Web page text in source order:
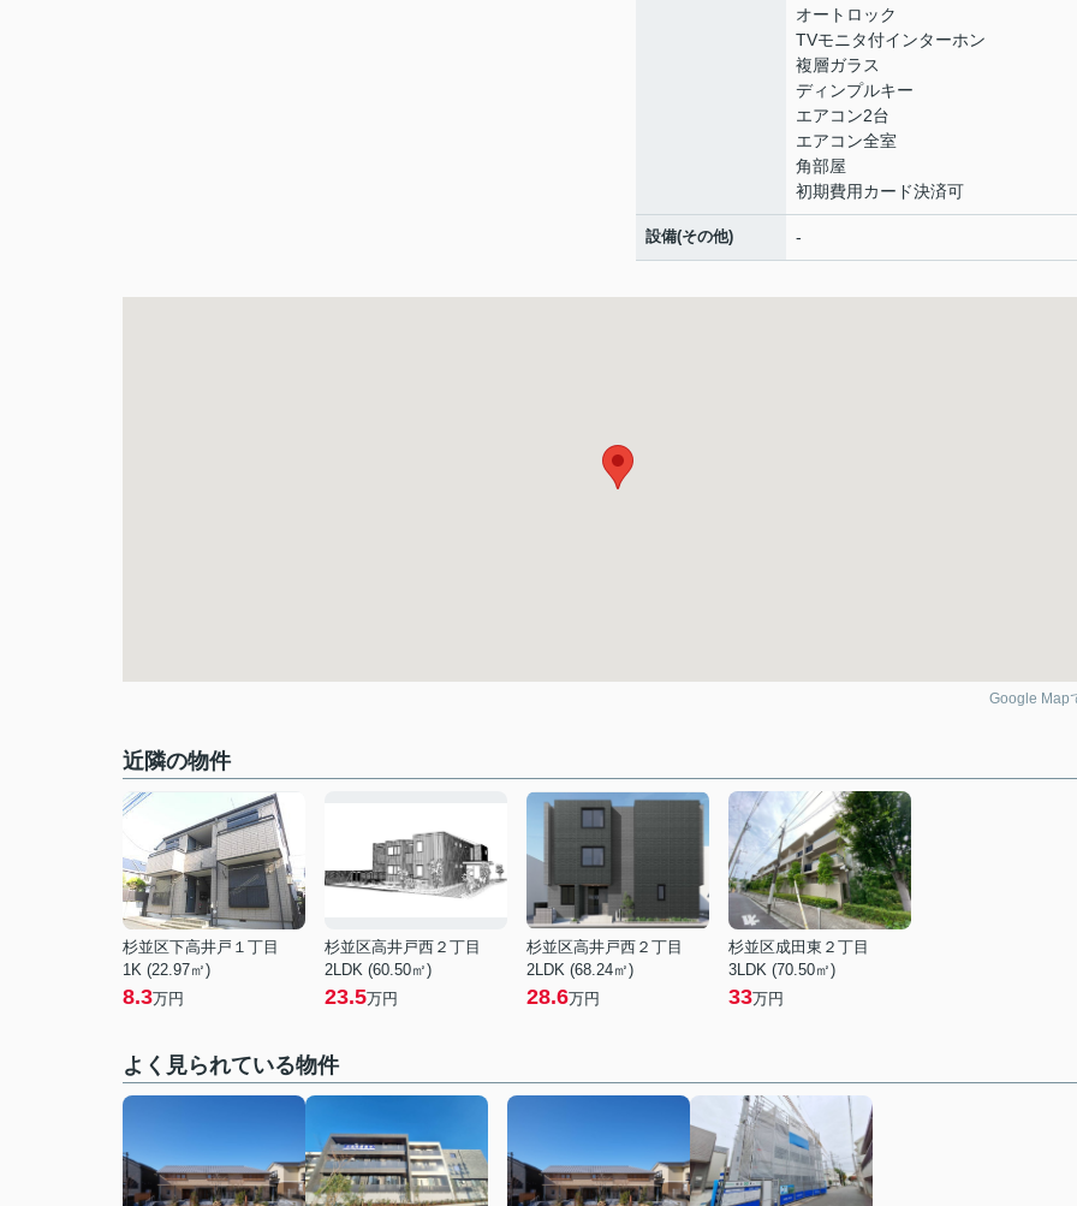
オートロック
TVモニタ付インターホン
複層ガラス
ディンプルキー
エアコン2台
エアコン全室
角部屋
初期費用カード決済可
設備(その他) -
Google Map
近隣の物件
杉並区下高井戸１丁目
1K (22.97㎡)
8.3万円
杉並区高井戸西２丁目
2LDK (60.50㎡)
23.5万円
杉並区高井戸西２丁目
2LDK (68.24㎡)
28.6万円
杉並区成田東２丁目
3LDK (70.50㎡)
33万円
よく見られている物件